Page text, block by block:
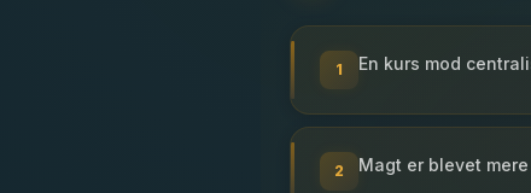
1 En kurs mod
2 Magt er blevet